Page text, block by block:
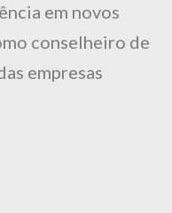
em novos
conselheiro de
empresas